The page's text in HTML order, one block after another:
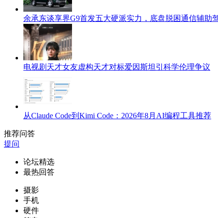
余承东谈享界G9首发五大硬派实力，底盘脱困通信辅助
电视剧天才女友虚构天才对标爱因斯坦引科学伦理争议
从Claude Code到Kimi Code：2026年8月AI编程工具推荐
推荐问答
提问
论坛精选
最热回答
摄影
手机
硬件